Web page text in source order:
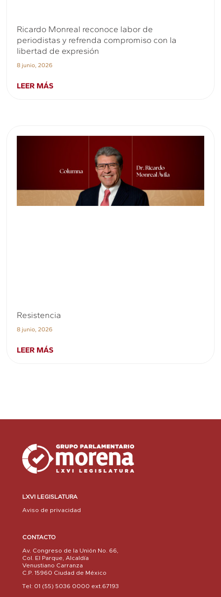
Ricardo Monreal reconoce labor de
periodistas y refrenda compromiso con la
libertad de expresión
8 junio, 2026
LEER MÁS
Resistencia
8 junio, 2026
LEER MÁS
LXVI LEGISLATURA
Aviso de privacidad
CONTACTO
Av. Congreso de la Unión No. 66,
Col. El Parque, Alcaldía
Venustiano Carranza
C.P. 15960 Ciudad de México
Tel: 01 (55) 5036 0000 ext.67193